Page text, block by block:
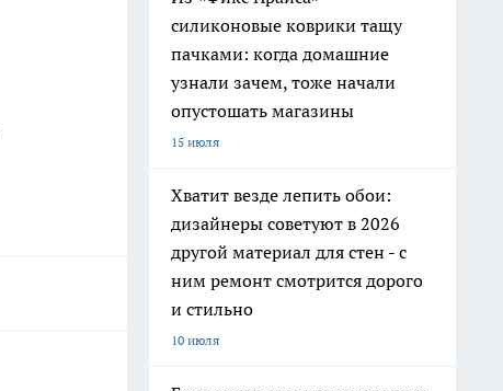
силиконовые коврики тащу
пачками: когда домашние
узнали зачем, тоже начали
опустошать магазины
15 июля
Хватит везде лепить обои:
дизайнеры советуют в 2026
другой материал для стен - с
ним ремонт смотрится дорого
и стильно
10 июля